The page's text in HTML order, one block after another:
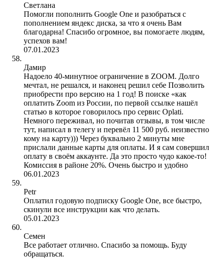
Светлана
Помогли пополнить Google One и разобраться с
пополнением яндекс диска, за что я очень Вам
благодарна! Спасибо огромное, вы помогаете людям,
успехов вам!
07.01.2023
Дамир
Надоело 40-минутное ограничение в ZOOM. Долго
мечтал, не решался, и наконец решил себе Позволить
приобрести про версию на 1 год! В поиске «как
оплатить Zoom из России, по первой ссылке нашёл
статью в которое говорилось про сервис Oplati.
Немного переживал, но почитав отзывы, в том числе
тут, написал в телегу и перевёл 11 500 руб. неизвестно
кому на карту))) Через буквально 2 минуты мне
прислали данные карты для оплаты. И я сам совершил
оплату в своём аккаунте. Да это просто чудо какое-то!
Комиссия в районе 20%. Очень быстро и удобно
06.01.2023
Petr
Оплатил годовую подписку Google One, все быстро,
скинули все инструкции как что делать.
05.01.2023
Семен
Все работает отлично. Спасибо за помощь. Буду
обращаться.